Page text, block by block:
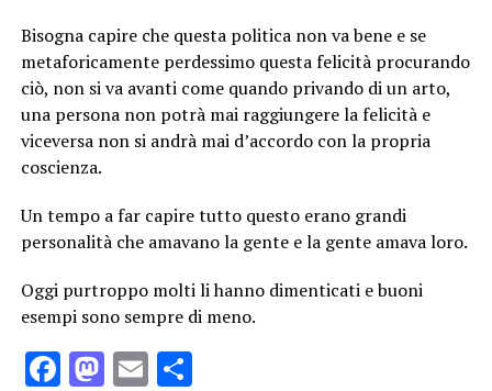
Bisogna capire che questa politica non va bene e se
metaforicamente perdessimo questa felicità procurando
ciò, non si va avanti come quando privando di un arto,
una persona non potrà mai raggiungere la felicità e
viceversa non si andrà mai d’accordo con la propria
coscienza.
Un tempo a far capire tutto questo erano grandi
personalità che amavano la gente e la gente amava loro.
Oggi purtroppo molti li hanno dimenticati e buoni
esempi sono sempre di meno.
Facebook
Mastodon
EmailCondividi